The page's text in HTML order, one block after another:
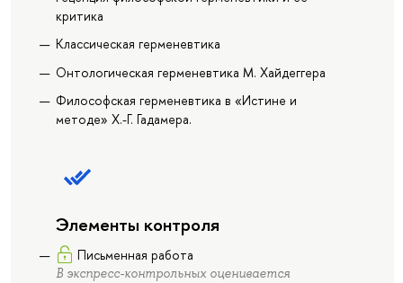
критика
Классическая герменевтика
Онтологическая герменевтика М. Хайдеггера
Философская герменевтика в «Истине и
методе» Х.-Г. Гадамера.
Элементы контроля
Письменная работа
В экспресс-контрольных оценивается